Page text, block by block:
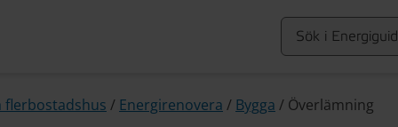
flerbostadshus / Energirenovera / Bygga / Överlämning